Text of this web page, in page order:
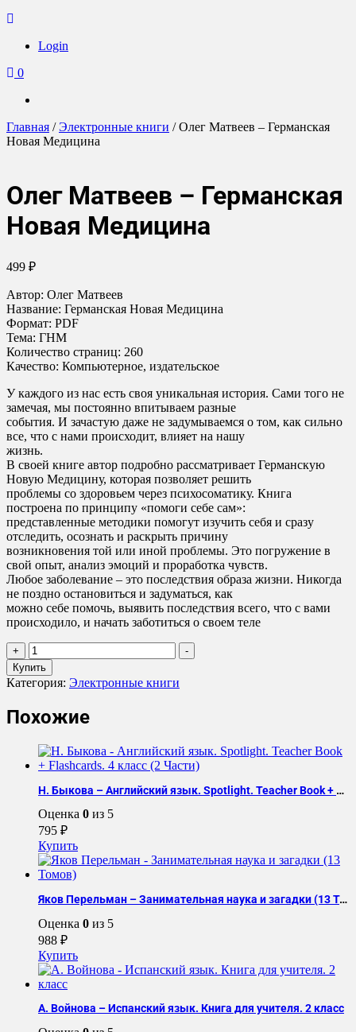
Login
0
Главная / Электронные книги / Олег Матвеев – Германская
Новая Медицина
Олег Матвеев – Германская
Новая Медицина
499 ₽
Автор: Олег Матвеев
Название: Германская Новая Медицина
Формат: PDF
Тема: ГНМ
Количество страниц: 260
Качество: Компьютерное, издательское
У каждого из нас есть своя уникальная история. Сами того не
замечая, мы постоянно впитываем разные
события. И зачастую даже не задумываемся о том, как сильно
все, что с нами происходит, влияет на нашу
жизнь.
В своей книге автор подробно рассматривает Германскую
Новую Медицину, которая позволяет решить
проблемы со здоровьем через психосоматику. Книга
построена по принципу «помоги себе сам»:
представленные методики помогут изучить себя и сразу
отследить, осознать и раскрыть причину
возникновения той или иной проблемы. Это погружение в
свой опыт, анализ эмоций и проработка чувств.
Любое заболевание – это последствия образа жизни. Никогда
не поздно остановиться и задуматься, как
можно себе помочь, выявить последствия всего, что с вами
происходило, и начать заботиться о своем теле
+
Количество
товара
Олег
Матвеев
Германская
Медицина
-
Купить
Категория: Электронные книги
Похожие
Н. Быкова – Английский язык. Spotlight. Teacher Book + Flashcards. 4 класс (2 Части)
Оценка 0 из 5
795 ₽
Купить
Яков Перельман – Занимательная наука и загадки (13 Томов)
Оценка 0 из 5
988 ₽
Купить
А. Войнова – Испанский язык. Книга для учителя. 2 класс